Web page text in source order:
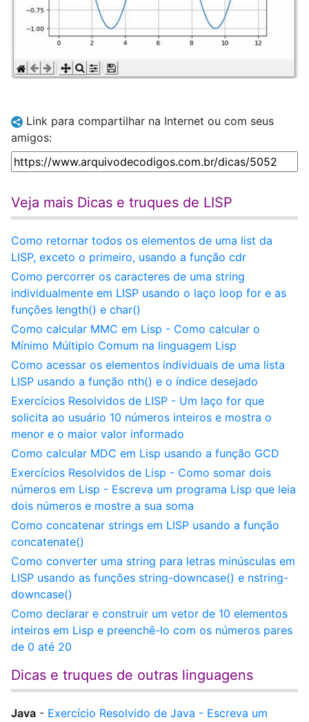
Link para compartilhar na Internet ou com seus
amigos:
Veja mais Dicas e truques de LISP
Como retornar todos os elementos de uma list da
LISP, exceto o primeiro, usando a função cdr
Como percorrer os caracteres de uma string
individualmente em LISP usando o laço loop for e as
funções length() e char()
Como calcular MMC em Lisp - Como calcular o
Mínimo Múltiplo Comum na linguagem Lisp
Como acessar os elementos individuais de uma lista
LISP usando a função nth() e o índice desejado
Exercícios Resolvidos de LISP - Um laço for que
solicita ao usuário 10 números inteiros e mostra o
menor e o maior valor informado
Como calcular MDC em Lisp usando a função GCD
Exercícios Resolvidos de Lisp - Como somar dois
números em Lisp - Escreva um programa Lisp que leia
dois números e mostre a sua soma
Como concatenar strings em LISP usando a função
concatenate()
Como converter uma string para letras minúsculas em
LISP usando as funções string-downcase() e nstring-
downcase()
Como declarar e construir um vetor de 10 elementos
inteiros em Lisp e preenchê-lo com os números pares
de 0 até 20
Dicas e truques de outras linguagens
Java - Exercício Resolvido de Java - Escreva um